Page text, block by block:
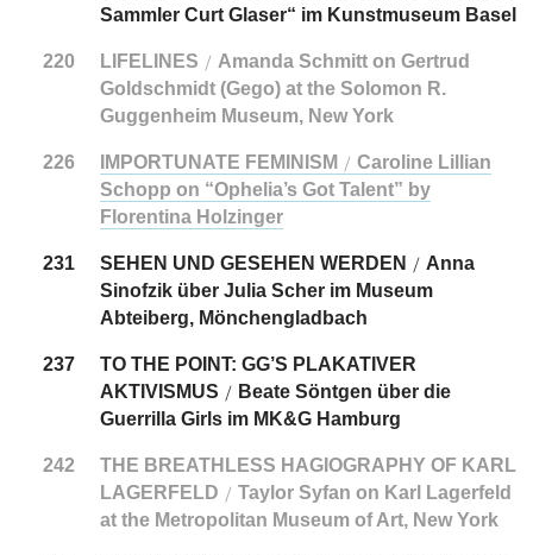
Sammler Curt Glaser“ im Kunstmuseum Basel
220 LIFELINES / Amanda Schmitt on Gertrud
Goldschmidt (Gego) at the Solomon R.
Guggenheim Museum, New York
226 IMPORTUNATE FEMINISM / Caroline Lillian
Schopp on “Ophelia’s Got Talent” by
Florentina Holzinger
231 SEHEN UND GESEHEN WERDEN / Anna
Sinofzik über Julia Scher im Museum
Abteiberg, Mönchengladbach
237
TO THE POINT: GG’S PLAKATIVER
AKTIVISMUS / Beate Söntgen über die
Guerrilla Girls im MK&G Hamburg
242
THE BREATHLESS HAGIOGRAPHY OF KARL
LAGERFELD / Taylor Syfan on Karl Lagerfeld
at the Metropolitan Museum of Art, New York